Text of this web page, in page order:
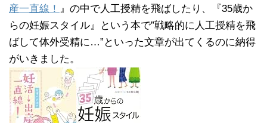
産一直線！ 』の中で人工授精を飛ばしたり、『35歳か
らの妊娠スタイル』という本で”戦略的に人工授精を飛
ばして体外受精に…”といった文章が出てくるのに納得
がいきました。